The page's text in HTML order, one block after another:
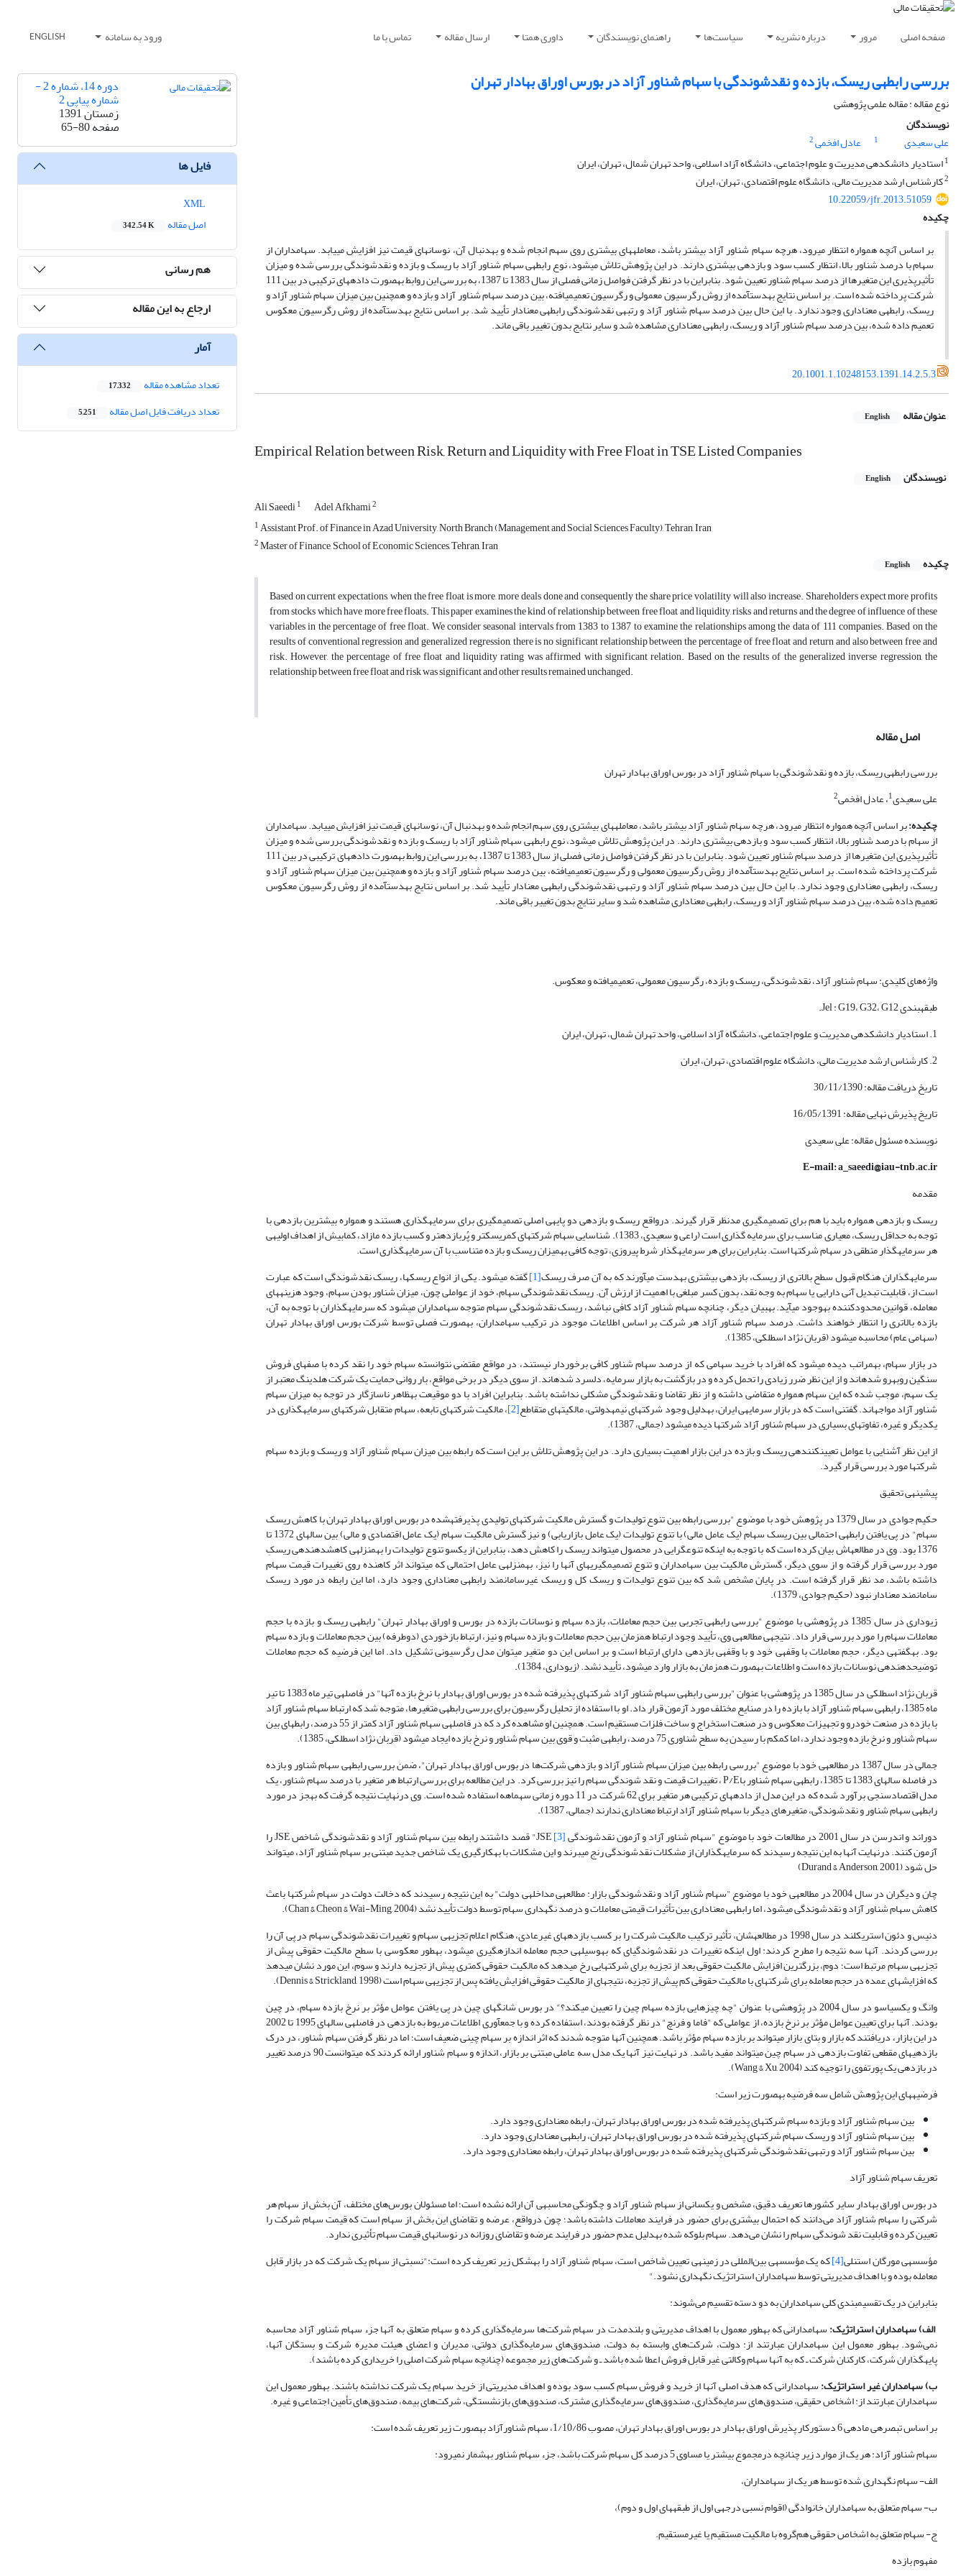
صفحه اصلی مرور درباره نشریه سیاست‌ها راهنمای نویسندگان داوری همتا ارسال مقاله تماس با ما ورود به سامانه ENGLISH
بررسی رابطه‎ی ریسک، بازده و نقدشوندگی با سهام شناور آزاد در بورس اوراق بهادار تهران
نوع مقاله : مقاله علمی پژوهشی
نویسندگان
علی سعیدی
1 عادل افخمی2
1استادیار دانشکده‎ی مدیریت و علوم اجتماعی، دانشگاه آزاد اسلامی، واحد تهران شمال، تهران،‌ ایران
2کارشناس ارشد مدیریت مالی، دانشگاه علوم اقتصادی، تهران، ایران
10.22059/jfr.2013.51059
چکیده
‌بر اساس آنچه همواره انتظار می‎رود، هرچه سهام شناور آزاد بیشتر باشد، معامله‎های بیشتری روی سهم انجام شده و به‎دنبال آن، نوسان‎های قیمت نیز افزایش می­یابد. سهامداران از
سهام با درصد شناور بالا، انتظار کسب سود و بازدهی بیشتری دارند. ‌در این پژوهش تلاش می‎شود، نوع رابطه‎ی سهام شناور آزاد با ریسک و بازده و نقدشوندگی بررسی شده و میزان
تأثیرپذیری این متغیرها از درصد سهام شناور تعیین شود. بنابراین با در نظر گرفتن فواصل زمانی فصلی از سال 1383 تا 1387، به بررسی این روابط به‎صورت داده­های ترکیبی در بین 111
شرکت پرداخته شده است. ‌بر اساس نتایج به‎دست‎آمده از روش رگرسیون معمولی و رگرسیون تعمیم‎یافته، بین درصد سهام شناور آزاد و بازده و همچنین بین میزان سهام شناور آزاد و
ریسک، رابطه‎ی معنا­داری وجود ندارد. با این حال بین درصد سهام شناور آزاد و رتبه‎ی نقدشوندگی رابطه‎ی معنادار تأیید شد. بر اساس نتایج به‎دست‎آمده از روش رگرسیون معکوس
تعمیم داده شده، بین درصد سهام شناور آزاد و ریسک، رابطه‎ی معناداری مشاهده شد و سایر نتایج بدون تغییر باقی ماند.
20.1001.1.10248153.1391.14.2.5.3
عنوان مقاله English
Empirical Relation between Risk, Return and Liquidity with Free Float in TSE Listed Companies
نویسندگان English
Ali Saeedi1 Adel Afkhami2
1Assistant Prof. of Finance in Azad University, North Branch (Management and Social Sciences Faculty), Tehran, Iran
2Master of Finance, School of Economic Sciences, Tehran, Iran
چکیده
English
Based on current expectations, when the free float is more, more deals done and consequently the share price volatility will also increase. Shareholders expect more profits
from stocks which have more free floats. This paper examines the kind of relationship between free float and liquidity, risks and returns and the degree of influence of these
variables in the percentage of free float. We consider seasonal intervals from 1383 to 1387 to examine the relationships among the data of 111 companies. Based on the
results of conventional regression and generalized regression, there is no significant relationship between the percentage of free float and return and also between free and
risk. However, the percentage of free float and liquidity rating was affirmed with significant relation. Based on the results of the generalized inverse regression, the
relationship between free float and risk was significant and other results remained unchanged.
اصل مقاله
بررسی رابطه‎ی ریسک، بازده و نقدشوندگی با سهام شناور آزاد در بورس اوراق بهادار تهران
علی سعیدی1، عادل افخمی2
چکیده: ‌بر اساس آنچه همواره انتظار می‎رود، هرچه سهام شناور آزاد بیشتر باشد، معامله‎های بیشتری روی سهم انجام شده و به‎دنبال آن، نوسان‎های قیمت نیز افزایش می­یابد. سهامداران
از سهام با درصد شناور بالا، انتظار کسب سود و بازدهی بیشتری دارند. ‌در این پژوهش تلاش می‎شود، نوع رابطه‎ی سهام شناور آزاد با ریسک و بازده و نقدشوندگی بررسی شده و میزان
تأثیرپذیری این متغیرها از درصد سهام شناور تعیین شود. بنابراین با در نظر گرفتن فواصل زمانی فصلی از سال 1383 تا 1387، به بررسی این روابط به‎صورت داده­های ترکیبی در بین 111
شرکت پرداخته شده است. ‌بر اساس نتایج به‎دست‎آمده از روش رگرسیون معمولی و رگرسیون تعمیم‎یافته، بین درصد سهام شناور آزاد و بازده و همچنین بین میزان سهام شناور آزاد و
ریسک، رابطه‎ی معنا­داری وجود ندارد. با این حال بین درصد سهام شناور آزاد و رتبه‎ی نقدشوندگی رابطه‎ی معنادار تأیید شد. بر اساس نتایج به‎دست‎آمده از روش رگرسیون معکوس
تعمیم داده شده، بین درصد سهام شناور آزاد و ریسک، رابطه‎ی معناداری مشاهده شد و سایر نتایج بدون تغییر باقی ماند.
واژه‌های کلیدی: سهام شناور آزاد، نقدشوندگی، ریسک و بازده، رگرسیون معمولی، تعمیم‎یافته و معکوس.
طبقه‎بندی Jel : G19، G32، G12.
1. استادیار دانشکده‎ی مدیریت و علوم اجتماعی، دانشگاه آزاد اسلامی، واحد تهران شمال، تهران،‌ ایران
2. کارشناس ارشد مدیریت مالی، دانشگاه علوم اقتصادی، تهران، ایران
تاریخ دریافت مقاله: 30/11/1390
تاریخ پذیرش نهایی مقاله: 16/05/1391
نویسنده مسئول مقاله: علی سعیدی
E-mail: a_saeedi@iau-tnb.ac.ir
مقدمه
ریسک و بازدهی همواره باید با هم برای تصمیم­گیری مدنظر قرار گیرند. درواقع ریسک و بازدهی دو پایه‎ی اصلی تصمیم­گیری برای سرمایه­گذاری هستند و همواره بیشترین بازدهی با
توجه به حداقل ریسک، معیاری مناسب برای سرمایه گذاری است (راعی و سعیدی، 1383). شناسایی سهام شرکت­های کم‎ریسک­تر و پُربازده­تر و کسب بازده مازاد، کمابیش از اهداف اولیه‎ی
هر سرمایه­گذار منطقی در سهام شرکت­ها است. بنابراین برای هر سرمایه­گذار شرط پیروزی، توجه کافی به‎میزان ریسک و بازده متناسب با آن سرمایه­گذاری است.
سرمایه­گذاران هنگام قبول سطح بالاتری از ریسک، بازدهی بیشتری به‎دست می­آورند که به آن صرف ریسک
[1] گفته می­شود. یکی از انواع ریسک­ها، ریسک نقدشوندگی است که عبارت
است از، قابلیت تبدیل آنی دارایی یا سهام به وجه نقد، بدون کسر مبلغی با اهمیت از ارزش آن. ریسک نقدشوندگی سهام، خود از عواملی چون، میزان شناور بودن سهام، وجود هزینه­های
معامله، قوانین محدودکننده به‎وجود می­آید. به‎بیان دیگر، چنانچه سهام شناور آزاد کافی نباشد، ریسک نقد­شوندگی سهام متوجه سهامداران می­شود که سرمایه­گذاران با توجه به آن،
بازده بالاتری را انتظار خواهند داشت. درصد سهام شناور آزاد هر شرکت بر اساس اطلاعات موجود در ترکیب سهامداران، به‎صورت فصلی توسط شرکت بورس اوراق بهادار تهران
(سهامی عام) محاسبه می‎شود (قربان نژاد اسطلکی، 1385).
در بازار سهام، به‎مراتب دیده می­شود که افراد با خرید سهامی که از درصد سهام شناور کافی برخوردار نیستند، در مواقع مقتضی نتوانسته سهام خود را نقد کرده با صف­های فروش
سنگین روبه‎رو شده­اند و از این نظر ضرر زیادی را تحمل کرده و در بازگشت به بازار سرمایه، دلسرد شده­اند. از سوی دیگر در برخی مواقع، بار روانی حمایت یک شرکت هلدینگ معتبر از
یک سهم، موجب شده که این سهام همواره متقاضی داشته و از نظر تقاضا و نقدشوندگی مشکلی نداشته باشد. بنابراین افراد با دو موقیعت به‎ظاهر ناسازگار در توجه به میزان سهام
شناور آزاد مواجه­اند. گفتنی است که در بازار سرمایه‎ی ایران، به‎دلیل وجود شرکت­های نیمه‎دولتی، مالکیت­های متقاطع [2] ، مالکیت شرکت­های تابعه، سهام متقابل شرکت­های سرمایه­گذاری در
یکدیگر و غیره، تفاوت­های بسیاری در سهام شناور آزاد شرکت­ها دیده می­شود (جمالی، 1387).
از این نظر آشنایی با عوامل تعیین­کننده‎ی ریسک و بازده در این بازار اهمیت بسیاری دارد. در این پژوهش تلاش بر این است که رابطه بین میزان سهام شناور آزاد و ریسک و بازده سهام
شرکت­ها مورد بررسی قرار گیرد.
پیشینه‎ی تحقیق
حکیم جوادی در سال 1379 در پژوهش خود با موضوع "بررسی رابطه بین تنوع تولیدات و گسترش مالکیت شرکت­های تولیدی پذیرفته‎شده در بورس اوراق بهادار تهران با کاهش ریسک
سهام" در پی یافتن رابطه‎ی احتمالی بین ریسک سهام (یک عامل مالی) با تنوع تولیدات (یک عامل بازاریابی) و نیز گسترش مالکیت سهام (یک عامل اقتصادی و مالی) بین سال­های 1372 تا
1376 بود. وی در مطالعه­اش بیان کرده است که با توجه به اینکه تنوع­گرایی در محصول می‎تواند ریسک را کاهش دهد، بنابراین از یک­سو تنوع تولیدات را به‎منزله‎ی کاهش­دهنده‎ی ریسکِ
مورد بررسی قرار گرفته و از سوی دیگر، گسترش مالکیت بین سهامداران و تنوع تصمیم‎گیری‎های آنها را نیز، به‎منزله‎ی عامل احتمالی که می­تواند اثر کاهنده روی تغییرات قیمت سهام
داشته باشد، مد نظر قرار گرفته است. در پایان مشخص شد که بین تنوع تولیدات و ریسک کل و ریسک غیرسامانمند رابطه‎ی معناداری وجود دارد، اما این رابطه در مورد ریسک
سامانمند معنادار نبود (حکیم جوادی، 1379).
زیوداری در سال 1385 در پژوهشی با موضوع "بررسی رابطه‎ی تجربی بین حجم معاملات، بازده سهام و نوسانات بازده در بورس و اوراق بهادار تهران" رابطه‎ی ریسک و بازده با حجم
معاملات سهام را مورد بررسی قرار داد. نتیجه‎ی مطالعه‎ی وی، تأیید وجود ارتباط همزمان بین حجم معاملات و بازده سهام و نیز، ارتباط بازخوردی (دوطرفه) بین حجم معاملات و بازده سهام
بود. به‎گفته‎ی دیگر، حجم معاملات با وقفه‎ی خود و با وقفه‎ی بازدهی دارای ارتباط است و بر اساس این دو متغیر می­توان مدل رگرسیونی تشکیل داد. اما این فرضیه که حجم معاملات
توضیح­دهنده‎ی نوسانات بازده است و اطلاعات به‎صورت همزمان به بازار وارد می­شود، تأیید نشد. (زیوداری، 1384).
قربان نژاد اسطلکی در سال 1385 در پژوهشی با عنوان "بررسی رابطه‎ی سهام شناور آزاد شرکت­های پذیرفته شده در بورس اوراق بهادار با نرخ بازده آنها" در فاصله‎ی تیر ماه 1383 تا تیر
ماه 1385، رابطه‎ی سهام شناور آزاد با بازده را در صنایع مختلف مورد آزمون قرار داد. او با استفاده از تحلیل رگرسیون برای بررسی رابطه‎ی متغیرها، متوجه شد که ارتباط سهام شناور آزاد
با بازده در صنعت خودرو و تجهیزات معکوس و در صنعت استخراج و ساخت فلزات مستقیم است. همچنین او مشاهده کرد که در فاصله‎ی سهام شناور آزاد کمتر از 55 درصد، رابطه­ای بین
سهام شناور و نرخ بازده وجود ندارد، اما کم‎کم با رسیدن به سطح شناوری 75 درصد، رابطه‎ی مثبت و قوی بین سهام شناور و نرخ بازده ایجاد می­شود (قربان نژاد اسطلکی، 1385).
جمالی در سال 1387 در مطالعه‎ی خود با موضوع "بررسی رابطه بین میزان سهام شناور آزاد و بازدهی شرکت‌ها ‌در بورس اوراق بهادار تهران"، ضمن بررسی رابطه‎ی سهام شناور و بازده
در فاصله سال­های 1383 تا 1385، رابطه‎ی سهام شناور باP/E ، تغییرات قیمت و نقد شوندگی سهام را نیز بررسی کرد. در این مطالعه برای بررسی ارتباط هر متغیر با درصد سهام شناور، یک
مدل اقتصادسنجی برآورد شده که در این مدل از داده­های ترکیبی هر متغیر برای 62 شرکت در 11 دوره زمانی سه‎ماهه استفاده شده است. وی درنهایت نتیجه گرفت که به‎جز در مورد
رابطه‎ی سهام شناور و نقدشوندگی، متغیرهای دیگر با سهام شناور آزاد ارتباط معناداری ندارند (جمالی، 1387).
دوراند و اندرسن در سال 2001 در مطالعات خود با موضوع "سهام شناور آزاد و آزمون نقدشوندگی JSE
[3] " قصد داشتند رابطه بین سهام شناور آزاد و نقدشوندگی شاخص JSE را
آزمون کنند. درنهایت آنها به این نتیجه رسیدند که سرمایه­گذاران از مشکلات نقدشوندگی رنج می­برند و این مشکلات با به‎کارگیری یک شاخص جدید مبتنی بر سهام شناور آزاد، می­تواند
حل شود (Durand & Anderson, 2001)
چان و دیگران در سال 2004 در مطالعه‎ی خود با موضوع "سهام شناور آزاد و نقدشوندگی بازار: مطالعه‎ی مداخله‎ی دولت" به این نتیجه رسیدند که دخالت دولت در سهام شرکت­ها باعث
کاهش سهام شناور آزاد و نقدشوندگی می­شود، اما رابطه‎ی معناداری بین تأثیرات قیمتی معاملات و درصد نگهداری سهام توسط دولت تأیید نشد (Chan & Cheon & Wai-Ming, 2004).
دنیس و دئون استریکلند در سال 1998 در مطالعه­شان، تأثیر ترکیب مالکیت شرکت را بر کسب بازده­های غیرعادی، هنگام اعلام تجزیه‎ی سهام و تغییرات نقدشوندگی سهام در پی آن را
بررسی کردند. آنها سه نتیجه را مطرح کردند: اول اینکه تغییرات در نقدشوندگی‎ای که به‎وسیله‎ی حجم معامله اندازه‎گیری می­شود، به‎طور معکوسی با سطح مالکیت حقوقی پیش از
تجزیه‎ی سهام مرتبط است؛ دوم، بزرگترین افزایش مالکیت حقوقی بعد از تجزیه برای شرکت­هایی رخ می­دهد که مالکیت حقوقی کمتری پیش از تجزیه دارند و سوم، این مورد نشان می­دهد
که افزایش­های عمده در حجم معامله برای شرکت­های با مالکیت حقوقی کم پیش از تجزیه، نتیجه­ای از مالکیت حقوقی افزایش یافته پس از تجزیه‎ی سهام است (Dennis & Strickland, 1998).
وانگ و یکسیاسو در سال 2004 در پژوهشی با عنوان "چه چیزهایی بازده سهام چین را تعیین می­کند؟" در بورس شانگهای چین در پی یافتن عوامل مؤثر بر نرخ بازده سهام، در چین
بودند. آنها برای تعیین عوامل مؤثر بر نرخ بازده، از عواملی که "فاما و فرنچ" در نظر گرفته بودند، استفاده کرده و با جمع­آوری اطلاعات مربوط به بازدهی در فاصله‎ی سال­های 1995 تا 2002
در این بازار، دریافتند که بازار و بتای بازار می­تواند بر بازده سهام مؤثر باشد. همچنین آنها متوجه شدند که اثر اندازه بر سهام چینی ضعیف است؛ اما در نظر گرفتن سهام شناور، در درک
بازدهی­های مقطعی تفاوت بازدهی در سهام چین می­تواند مفید باشد. در نهایت نیز آنها یک مدل سه عاملی مبتنی بر بازار، اندازه و سهام شناور ارائه کردند که می­توانست 90 درصد تغییر
در بازدهی یک پورتفوی را توجیه کند (Wang & Xu, 2004).
فرضیه­های این پژوهش شامل سه فرضیه به‎صورت زیر است:
بین سهام شناور آزاد و بازده سهام شرکت­های پذیرفته شده در بورس اوراق بهادار تهران، رابطه معناداری وجود دارد.
بین سهام شناور آزاد و ریسک سهام شرکت­های پذیرفته شده در بورس اوراق بهادار تهران، رابطه‎ی معناداری وجود دارد.
بین سهام شناور آزاد و رتبه‎ی نقدشوندگی شرکت­های پذیرفته شده در بورس اوراق بهادار تهران، رابطه معناداری وجود دارد.
تعریف سهام شناور آزاد
در بورس اوراق بهادار سایر کشورها تعریف دقیق، مشخص و یکسانی از سهام شناور آزاد و چگونگی محاسبه‎ی آن ارائه نشده است؛ اما مسئولان بورس‌های مختلف، آن بخش از سهام هر
شرکتی را سهام شناور آزاد می‌دانند که احتمال بیشتری برای حضور در فرایند معاملات داشته باشد؛ چون درواقع، عرضه و تقاضای این بخش از سهام است که قیمت سهام شرکت را
تعیین کرده و قابلیت نقد شوندگی سهام را نشان می‌دهد. سهام بلوکه شده به‎دلیل عدم حضور در فرایند عرضه و تقاضای روزانه در نوسان‎های قیمت سهام تأثیری ندارد.
مؤسسه‎ی مورگان استنلی
[4] که یک مؤسسه‎ی بین‌المللی در زمینه‎ی تعیین شاخص است، سهام شناور آزاد را به‎شکل زیر تعریف کرده است:"نسبتی از سهام یک شرکت که در بازار قابل
معامله بوده و با اهداف مدیریتی توسط سهامداران استراتژیک نگهداری نشود."
بنابراین در یک تقسیم­بندی کلی سهامداران به دو دسته تقسیم می‌شوند:
الف)سهامداران استراتژیک: سهامدارانی که به‎طور معمول با اهداف مدیریتی و بلندمدت در سهام شرکت‌ها سرمایه‌گذاری کرده و سهام متعلق به آنها جزء سهام شناور آزاد محاسبه
نمی‌شود. به‎طور معمول این سهامداران عبارتند از: دولت، شرکت‌های وابسته به دولت، صندوق‌های سرمایه‌گذاری دولتی، مدیران و اعضای هیئت مدیره شرکت‌ و بستگان آنها،
پایه‎گذاران شرکت، کارکنان شرکت ـ که به آنها سهام وکالتی غیر قابل فروش اعطا شده باشد ـ و شرکت‌های زیر مجموعه ‌(چنانچه سهام شرکت اصلی را خریداری کرده باشند).
ب)سهامداران غیر استراتژیک: سهامدارانی که هدف اصلی آنها از خرید و فروش سهام کسب سود بوده و اهداف مدیریتی از خرید سهام یک شرکت نداشته باشند. به‎طور معمول این
سهامداران عبارتند از: اشخاص حقیقی، صندوق‌های سرمایه‌گذاری، صندوق‌های ­سرمایه‌گذاری مشترک، صندوق‌های بازنشستگی، شرکت‌های بیمه، صندوق‌های تأمین اجتماعی و غیره.
بر اساس تبصره‎ی ماده‎ی 6 دستورکار پذیرش اوراق بهادار در بورس اوراق بهادار تهران، مصوب 1/10/86، سهام شناورآزاد به­صورت زیر تعریف شده است:
سهام شناور آزاد: هر یک از موارد زیر چنانچه درمجموع بیشتر یا مساوی 5 درصد کل سهام شرکت باشد، جزء سهام شناور به‎شمار نمی‎رود:
الف- سهام نگهداری شده توسط هر یک از سهامداران،
ب- سهام متعلق به سهامداران خانوادگی (اقوام نسبی درجه‎ی اول از طبقه‎های اول و دوم)،
ج- سهام متعلق به اشخاص حقوقی هم‌گروه با مالکیت مستقیم یا غیرمستقیم.
مفهوم بازده
دوره 14، شماره 2 -
شماره پیاپی 2
زمستان 1391
صفحه65-80
فایل ها
اصل مقاله
342.54 K
هم رسانی
ارجاع به این مقاله
آمار
تعداد مشاهده مقاله 17,332
تعداد دریافت فایل اصل مقاله 5,251